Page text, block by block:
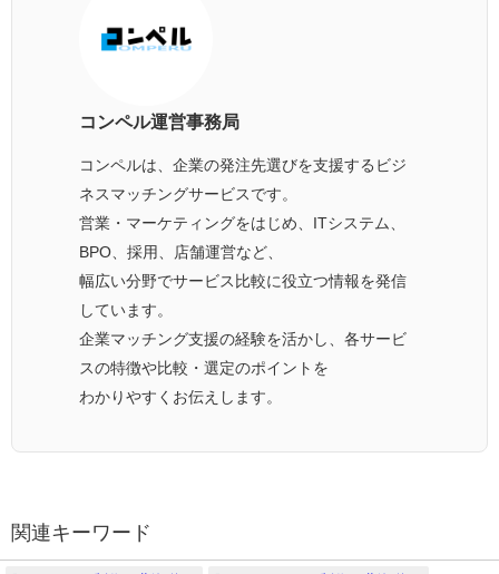
コンペル運営事務局
コンペルは、企業の発注先選びを支援するビジ
ネスマッチングサービスです。
営業・マーケティングをはじめ、ITシステム、
BPO、採用、店舗運営など、
幅広い分野でサービス比較に役立つ情報を発信
しています。
企業マッチング支援の経験を活かし、各サービ
スの特徴や比較・選定のポイントを
わかりやすくお伝えします。
関連キーワード